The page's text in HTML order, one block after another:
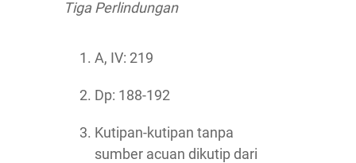
Tiga Perlindungan
A, IV: 219
Dp: 188-192
Kutipan-kutipan tanpa
sumber acuan dikutip dari